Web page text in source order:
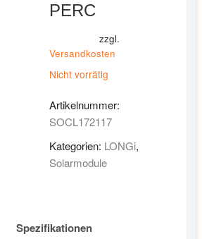
PERC
zzgl.
Versandkosten
Nicht vorrätig
Artikelnummer:
SOCL172117
Kategorien: LONGi,
Solarmodule
Spezifikationen